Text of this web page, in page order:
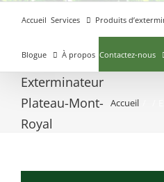
Accueil Services Produits
Blogue À propos Contactez-nous
Exterminateur
Anjou
Exterminateur
Plateau-Mont-
Royal
Accueil